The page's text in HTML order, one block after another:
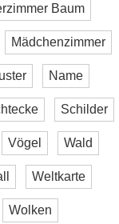
Baum
Mädchenzimmer
Name
Schilder
Vögel Wald
Weltkarte
Wolken